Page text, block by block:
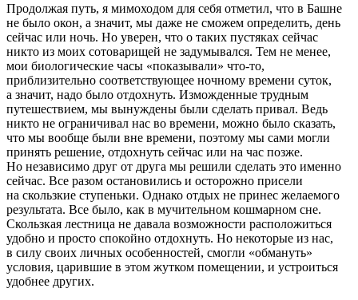
Продолжая путь, я мимоходом для себя отметил, что в Башне
не было окон, а значит, мы даже не сможем определить, день
сейчас или ночь. Но уверен, что о таких пустяках сейчас
никто из моих сотоварищей не задумывался. Тем не менее,
мои биологические часы «показывали» что-то,
приблизительно соответствующее ночному времени суток,
а значит, надо было отдохнуть. Изможденные трудным
путешествием, мы вынуждены были сделать привал. Ведь
никто не ограничивал нас во времени, можно было сказать,
что мы вообще были вне времени, поэтому мы сами могли
принять решение, отдохнуть сейчас или на час позже.
Но независимо друг от друга мы решили сделать это именно
сейчас. Все разом остановились и осторожно присели
на скользкие ступеньки. Однако отдых не принес желаемого
результата. Все было, как в мучительном кошмарном сне.
Скользкая лестница не давала возможности расположиться
удобно и просто спокойно отдохнуть. Но некоторые из нас,
в силу своих личных особенностей, смогли «обмануть»
условия, царившие в этом жутком помещении, и устроиться
удобнее других.